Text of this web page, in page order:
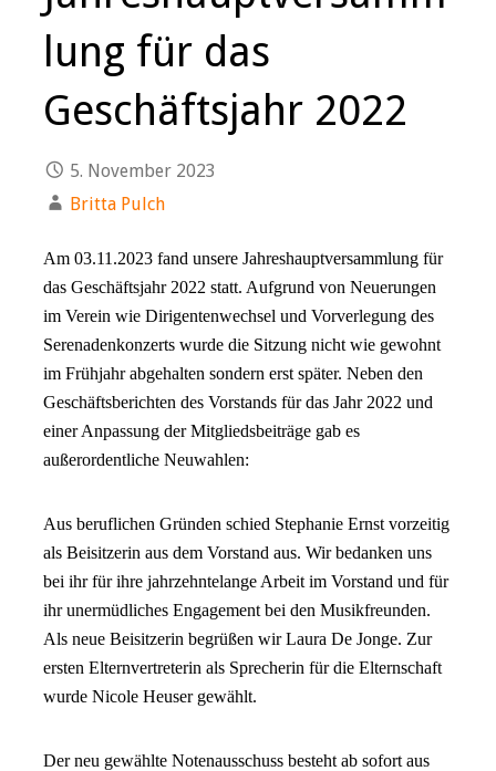
lung für das
Geschäftsjahr 2022
5. November 2023
Britta Pulch
Am 03.11.2023 fand unsere Jahreshauptversammlung für
das Geschäftsjahr 2022 statt. Aufgrund von Neuerungen
im Verein wie Dirigentenwechsel und Vorverlegung des
Serenadenkonzerts wurde die Sitzung nicht wie gewohnt
im Frühjahr abgehalten sondern erst später. Neben den
Geschäftsberichten des Vorstands für das Jahr 2022 und
einer Anpassung der Mitgliedsbeiträge gab es
außerordentliche Neuwahlen:
Aus beruflichen Gründen schied Stephanie Ernst vorzeitig
als Beisitzerin aus dem Vorstand aus. Wir bedanken uns
bei ihr für ihre jahrzehntelange Arbeit im Vorstand und für
ihr unermüdliches Engagement bei den Musikfreunden.
Als neue Beisitzerin begrüßen wir Laura De Jonge. Zur
ersten Elternvertreterin als Sprecherin für die Elternschaft
wurde Nicole Heuser gewählt.
Der neu gewählte Notenausschuss besteht ab sofort aus